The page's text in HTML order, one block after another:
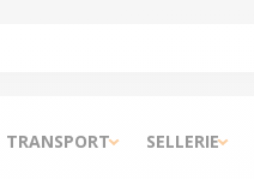
TRANSPORT SELLERIE